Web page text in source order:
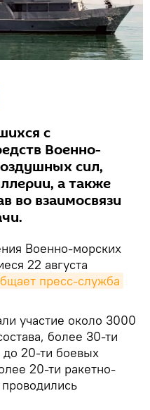
с
Военно-
сил,
а также
во взаимосвязи
Военно-морских
22 августа
пресс-служба
участие около 3000
более 30-ти
до 20-ти боевых
20-ти ракетно-